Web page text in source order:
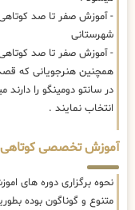
- آموزش صفر تا صد
شهرستانی
- آموزش صفر تا صد
همچنین هنرجویانی که
در سانتو دومینگو را دارند
انتخاب نمایند .
آموزش تخصصی کوتاهی
نحوه برگزاری دوره های
متنوع و گوناگون بوده